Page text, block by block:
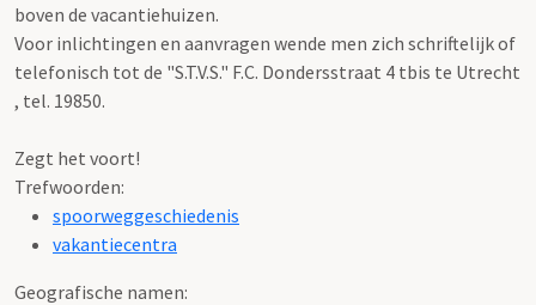
boven de vacantiehuizen.
Voor inlichtingen en aanvragen wende men zich schriftelijk of
telefonisch tot de "S.T.V.S." F.C. Dondersstraat 4 tbis te Utrecht
, tel. 19850.
Zegt het voort!
Trefwoorden:
spoorweggeschiedenis
vakantiecentra
Geografische namen: